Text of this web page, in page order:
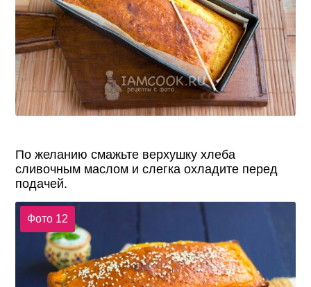
По желанию смажьте верхушку хлеба
сливочным маслом и слегка охладите перед
подачей.
Фото 12